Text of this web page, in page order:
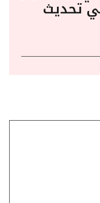
في تحديث